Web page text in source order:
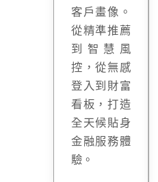
客戶畫像。
從精準推薦
到智慧風
控，從無感
登入到財富
看板，打造
全天候貼身
金融服務體
驗。